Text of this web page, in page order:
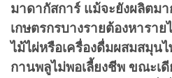
มาดากัสการ์ แม้จะยังผลิตม
เกษตรกรบางรายต้องหาราย
ไม้ไผ่หรือเครื่องดื่มผสมสมุนไ
กานพลูไม่พอเลี้ยงชีพ ขณะเ